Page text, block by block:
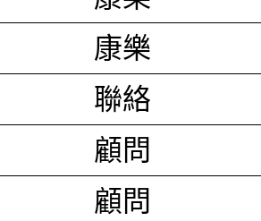
康樂
聯絡
顧問
顧問